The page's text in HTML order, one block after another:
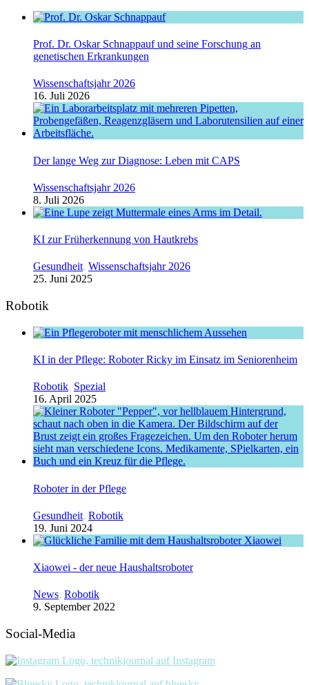
Prof. Dr. Oskar Schnappauf und seine Forschung an
genetischen Erkrankungen
Wissenschaftsjahr 2026
16. Juli 2026
Der lange Weg zur Diagnose: Leben mit CAPS
Wissenschaftsjahr 2026
8. Juli 2026
KI zur Früherkennung von Hautkrebs
Gesundheit, Wissenschaftsjahr 2026
25. Juni 2025
Robotik
KI in der Pflege: Roboter Ricky im Einsatz im Seniorenheim
Robotik, Spezial
16. April 2025
Roboter in der Pflege
Gesundheit, Robotik
19. Juni 2024
Xiaowei - der neue Haushaltsroboter
News, Robotik
9. September 2022
Social-Media